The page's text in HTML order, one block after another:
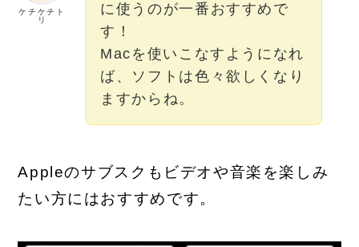
ケチケチト
リ
に使うのが一番おすすめで
す！
Macを使いこなすようになれ
ば、ソフトは色々欲しくなり
ますからね。
Appleのサブスクもビデオや音楽を楽しみ
たい方にはおすすめです。